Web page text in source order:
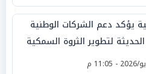
يؤكد دعم الشركات الوطنية
لتطوير الثروة السمكية